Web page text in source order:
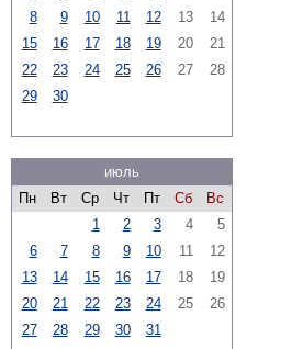
8
9 10 11 12 13
14
15
16 17 18 19 20
21
22
23 24 25 26 27
28
29
30
июль
Пн
Вт Ср Чт Пт Сб
Вс
1
2 3 4
5
6
7 8 9 10 11
12
13
14 15 16 17 18
19
20
21 22 23 24 25
26
27
28 29 30 31